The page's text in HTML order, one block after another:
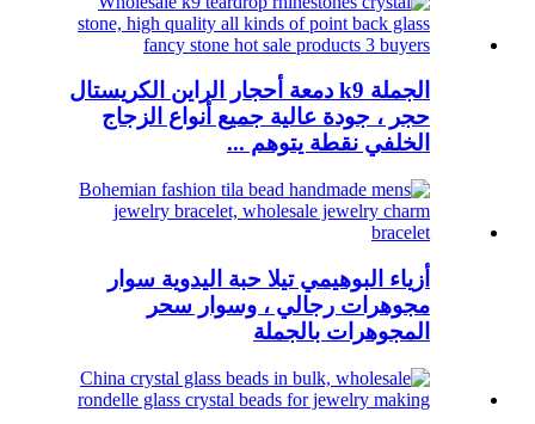
الجملة k9 دمعة أحجار الراين الكريستال
حجر ، جودة عالية جميع أنواع الزجاج
الخلفي نقطة يتوهم ...
أزياء البوهيمي تيلا حبة اليدوية سوار
مجوهرات رجالي ، وسوار سحر
المجوهرات بالجملة